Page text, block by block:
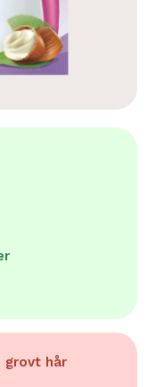
grovt hår